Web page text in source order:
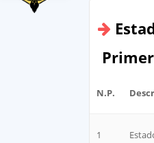
N.P.
1